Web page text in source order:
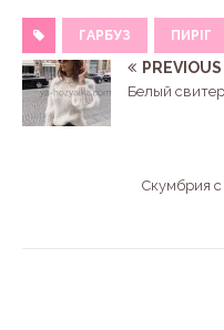
ГАРБУЗ ПИРІГ
PREVIOUS
Белый
Скумбрия